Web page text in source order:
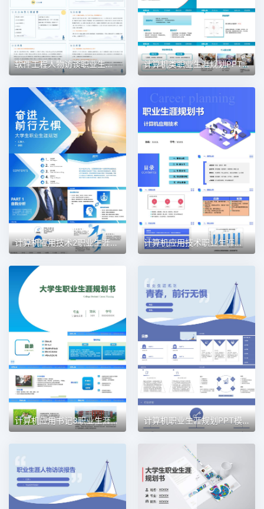
软件工程人物访谈职业生涯规划PPT模板 计算机类职业生涯规划PPT模板
计算机应用技术2职业生涯规划PPT模板 计算机应用技术职业生涯规划PPT模板
计算机应用书记3职业生涯规划PPT模板 计算机职业生涯规划PPT模板